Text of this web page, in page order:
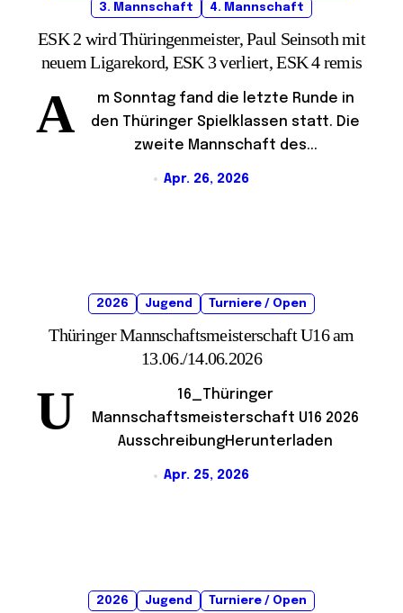
3. Mannschaft
4. Mannschaft
ESK 2 wird Thüringenmeister, Paul Seinsoth mit
neuem Ligarekord, ESK 3 verliert, ESK 4 remis
A
m Sonntag fand die letzte Runde in
den Thüringer Spielklassen statt. Die
zweite Mannschaft des...
Apr. 26, 2026
2026 Jugend Turniere / Open
Thüringer Mannschaftsmeisterschaft U16 am
13.06./14.06.2026
U
16_Thüringer
Mannschaftsmeisterschaft U16 2026
AusschreibungHerunterladen
Apr. 25, 2026
2026 Jugend Turniere / Open